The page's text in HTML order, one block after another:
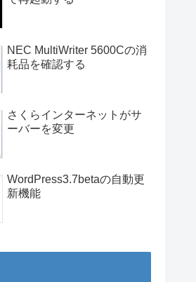
NEC MultiWriter 5600Cの消
耗品を確認する
さくらインターネットがサ
ーバーを変更
WordPress3.7betaの自動更
新機能